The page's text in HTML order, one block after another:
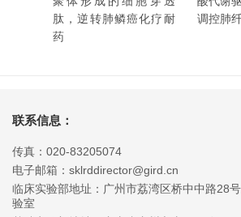
肽，逆转肺鳞癌化疗耐
药
调控肺
联系信息：
传真：020-83205074
电子邮箱：sklrddirector@gird.cn
临床实验部地址：广州市荔湾区桥中中路28
验室